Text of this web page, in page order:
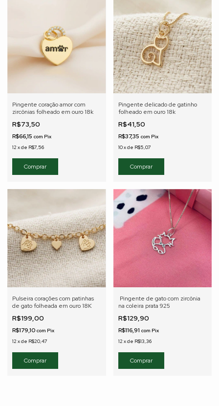
Pingente coração amor com
zircônias folheado em ouro 18k
R$73,50
R$66,15 com Pix
12 xde R$7,56
Pingente delicado de gatinho
folheado em ouro 18k
R$41,50
R$37,35 com Pix
10xde R$5,07
Pulseira corações com patinhas
de gato folheada em ouro 18K
R$199,00
R$179,10 com Pix
12 xde R$20,47
Pingente de gato com zircônia
na coleira prata 925
R$129,90
R$116,91 com Pix
12 xde R$13,36